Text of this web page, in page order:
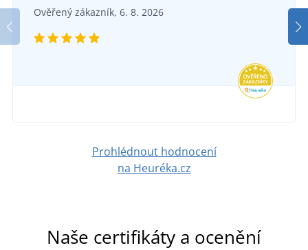
Ověřený zákazník, 6. 8. 2026
Prohlédnout hodnocení
na Heuréka.cz
Naše certifikáty a ocenění